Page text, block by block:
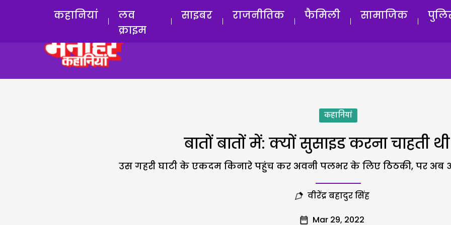
कहानियां
लव
क्राइम
साइबर राजनीतिक फैमिली सामाजिक
कहानियां
बातों बातों में: क्यों सुसाइड करना चाहती
उस गहरी घाटी के एकदम किनारे पहुंच कर अवनी पलभर के लिए ठिठकी, पर अब
वीरेंद्र बहादुर सिंह
Mar 29, 2022